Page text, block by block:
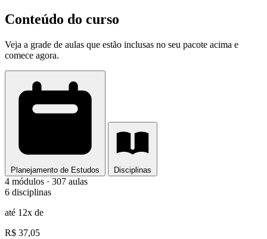
Conteúdo do curso
Veja a grade de aulas que estão inclusas no seu pacote acima e
comece agora.
Planejamento de Estudos Disciplinas
4 módulos · 307 aulas
6 disciplinas
até 12x de
R$ 37,05